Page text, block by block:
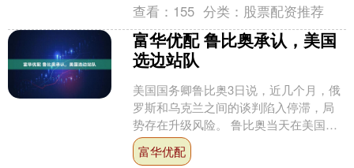
查看： 155 分类： 股票配资推荐
富华优配 鲁比奥承认，美国
选边站队
美国国务卿鲁比奥3日说，近几个月，俄
罗斯和乌克兰之间的谈判陷入停滞，局
势存在升级风险。 鲁比奥当天在美国国
会参议院拨款委员会一个小组委员会的
听证会上说，俄乌冲突....
富华优配